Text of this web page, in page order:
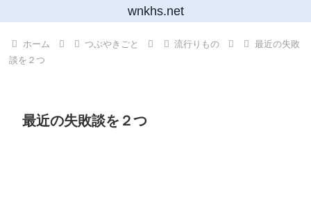
wnkhs.net
ホーム つぶやきごと 流行りもの
最近の失敗
談を２つ
最近の失敗談を２つ